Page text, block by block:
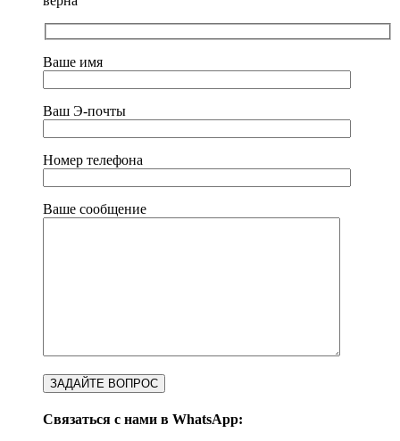
Ваше имя
Ваш Э-почты
Номер телефона
Ваше сообщение
Связаться с нами в WhatsApp: